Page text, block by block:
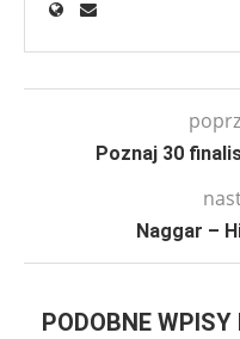
Poznaj 30
Naggar –
PODOBNE